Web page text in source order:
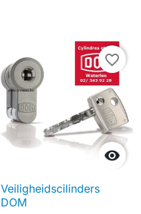

favorite_border
Veiligheidscilinders
DOM